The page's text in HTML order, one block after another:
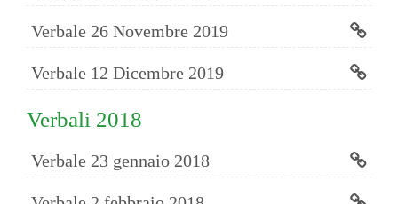
Verbale 26 Novembre 2019
Verbale 12 Dicembre 2019
Verbali 2018
Verbale 23 gennaio 2018